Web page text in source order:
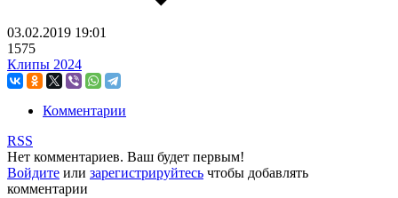
03.02.2019 19:01
1575
Клипы 2024
Комментарии
RSS
Нет комментариев. Ваш будет первым!
Войдите или зарегистрируйтесь чтобы добавлять
комментарии